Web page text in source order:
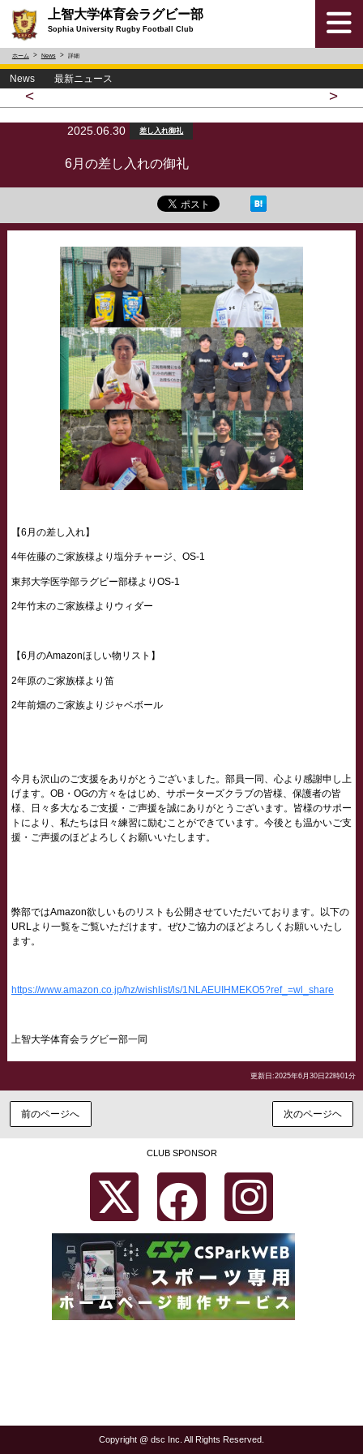
上智大学体育会ラグビー部
Sophia University Rugby Football Club
ホーム News 詳細
News 最新ニュース
< >
2025.06.30 差し入れ御礼
6月の差し入れの御礼
【6月の差し入れ】
4年佐藤のご家族様より塩分チャージ、OS-1
東邦大学医学部ラグビー部様よりOS-1
2年竹末のご家族様よりウィダー
【6月のAmazonほしい物リスト】
2年原のご家族様より笛
2年前畑のご家族よりジャベボール
今月も沢山のご支援をありがとうございました。部員一同、心より感謝申し上
げます。OB・OGの方々をはじめ、サポーターズクラブの皆様、保護者の皆
様、日々多大なるご支援・ご声援を誠にありがとうございます。皆様のサポー
トにより、私たちは日々練習に励むことができています。今後とも温かいご支
援・ご声援のほどよろしくお願いいたします。
弊部ではAmazon欲しいものリストも公開させていただいております。以下の
URLより一覧をご覧いただけます。ぜひご協力のほどよろしくお願いいたし
ます。
https://www.amazon.co.jp/hz/wishlist/ls/1NLAEUIHMEKO5?ref_=wl_share
上智大学体育会ラグビー部一同
更新日:2025年6月30日22時01分
前のページへ 次のページヘ
CLUB SPONSOR
Copyright @ dsc Inc. All Rights Reserved.